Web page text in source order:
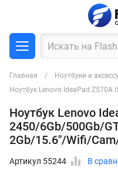
Главная Ноутбуки и
Ноутбук Lenovo
2450/6Gb/500Gb/
2Gb/15.6"/Wifi/
Артикул 55244 В